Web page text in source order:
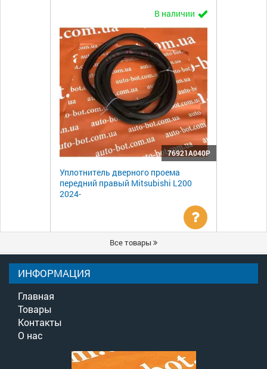
цену
В наличии
76921A040P
Уплотнитель дверного проема
передний правый Mitsubishi L200
2024-
Уточнить
цену
Все товары
ИНФОРМАЦИЯ
Главная
Товары
Контакты
О нас